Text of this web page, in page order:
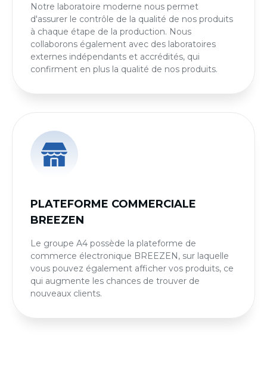
Notre laboratoire moderne nous permet
d'assurer le contrôle de la qualité de nos produits
à chaque étape de la production. Nous
collaborons également avec des laboratoires
externes indépendants et accrédités, qui
confirment en plus la qualité de nos produits.
PLATEFORME COMMERCIALE
BREEZEN
Le groupe A4 possède la plateforme de
commerce électronique BREEZEN, sur laquelle
vous pouvez également afficher vos produits, ce
qui augmente les chances de trouver de
nouveaux clients.